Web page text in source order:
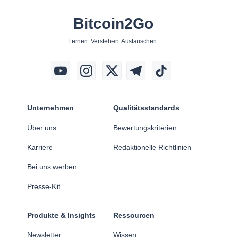
Bitcoin2Go
Lernen. Verstehen. Austauschen.
Unternehmen
Über uns
Karriere
Bei uns werben
Presse-Kit
Qualitätsstandards
Bewertungskriterien
Redaktionelle Richtlinien
Produkte & Insights
Newsletter
Ressourcen
Wissen